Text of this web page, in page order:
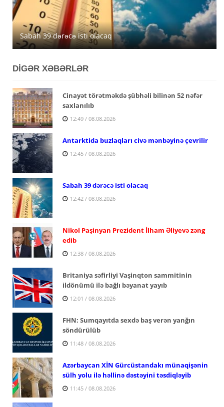
Sabah 39 dərəcə isti olacaq
Avqustun 6-da Azərbaycanda 39 dərəcəyədək isti
müşahidə olunacaq
Azərbaycanda avqustun 5-nə gözlənilən hava şəraiti
açıqlanıb
DİGƏR XƏBƏRLƏR
Cinayət törətməkdə şübhəli bilinən 52 nəfər
saxlanılıb
12:49 / 08.08.2026
Antarktida buzlaqları civə mənbəyinə çevrilir
12:45 / 08.08.2026
Sabah 39 dərəcə isti olacaq
12:42 / 08.08.2026
Nikol Paşinyan Prezident İlham Əliyevə zəng
edib
12:38 / 08.08.2026
Britaniya səfirliyi Vaşinqton sammitinin
ildönümü ilə bağlı bəyanat yayıb
12:01 / 08.08.2026
FHN: Sumqayıtda sexdə baş verən yanğın
söndürülüb
11:48 / 08.08.2026
Azərbaycan XİN Gürcüstandakı münaqişənin
sülh yolu ilə həllinə dəstəyini təsdiqləyib
11:45 / 08.08.2026